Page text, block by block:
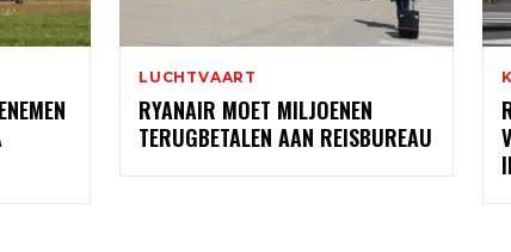
LUCHTVAART
RYANAIR MOET MILJOENEN
TERUGBETALEN AAN REISBUREAU